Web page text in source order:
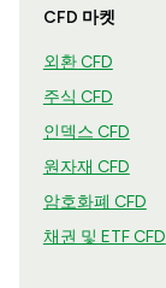
CFD 마켓
외환 CFD
주식 CFD
인덱스 CFD
원자재 CFD
암호화폐 CFD
채권 및 ETF CFD